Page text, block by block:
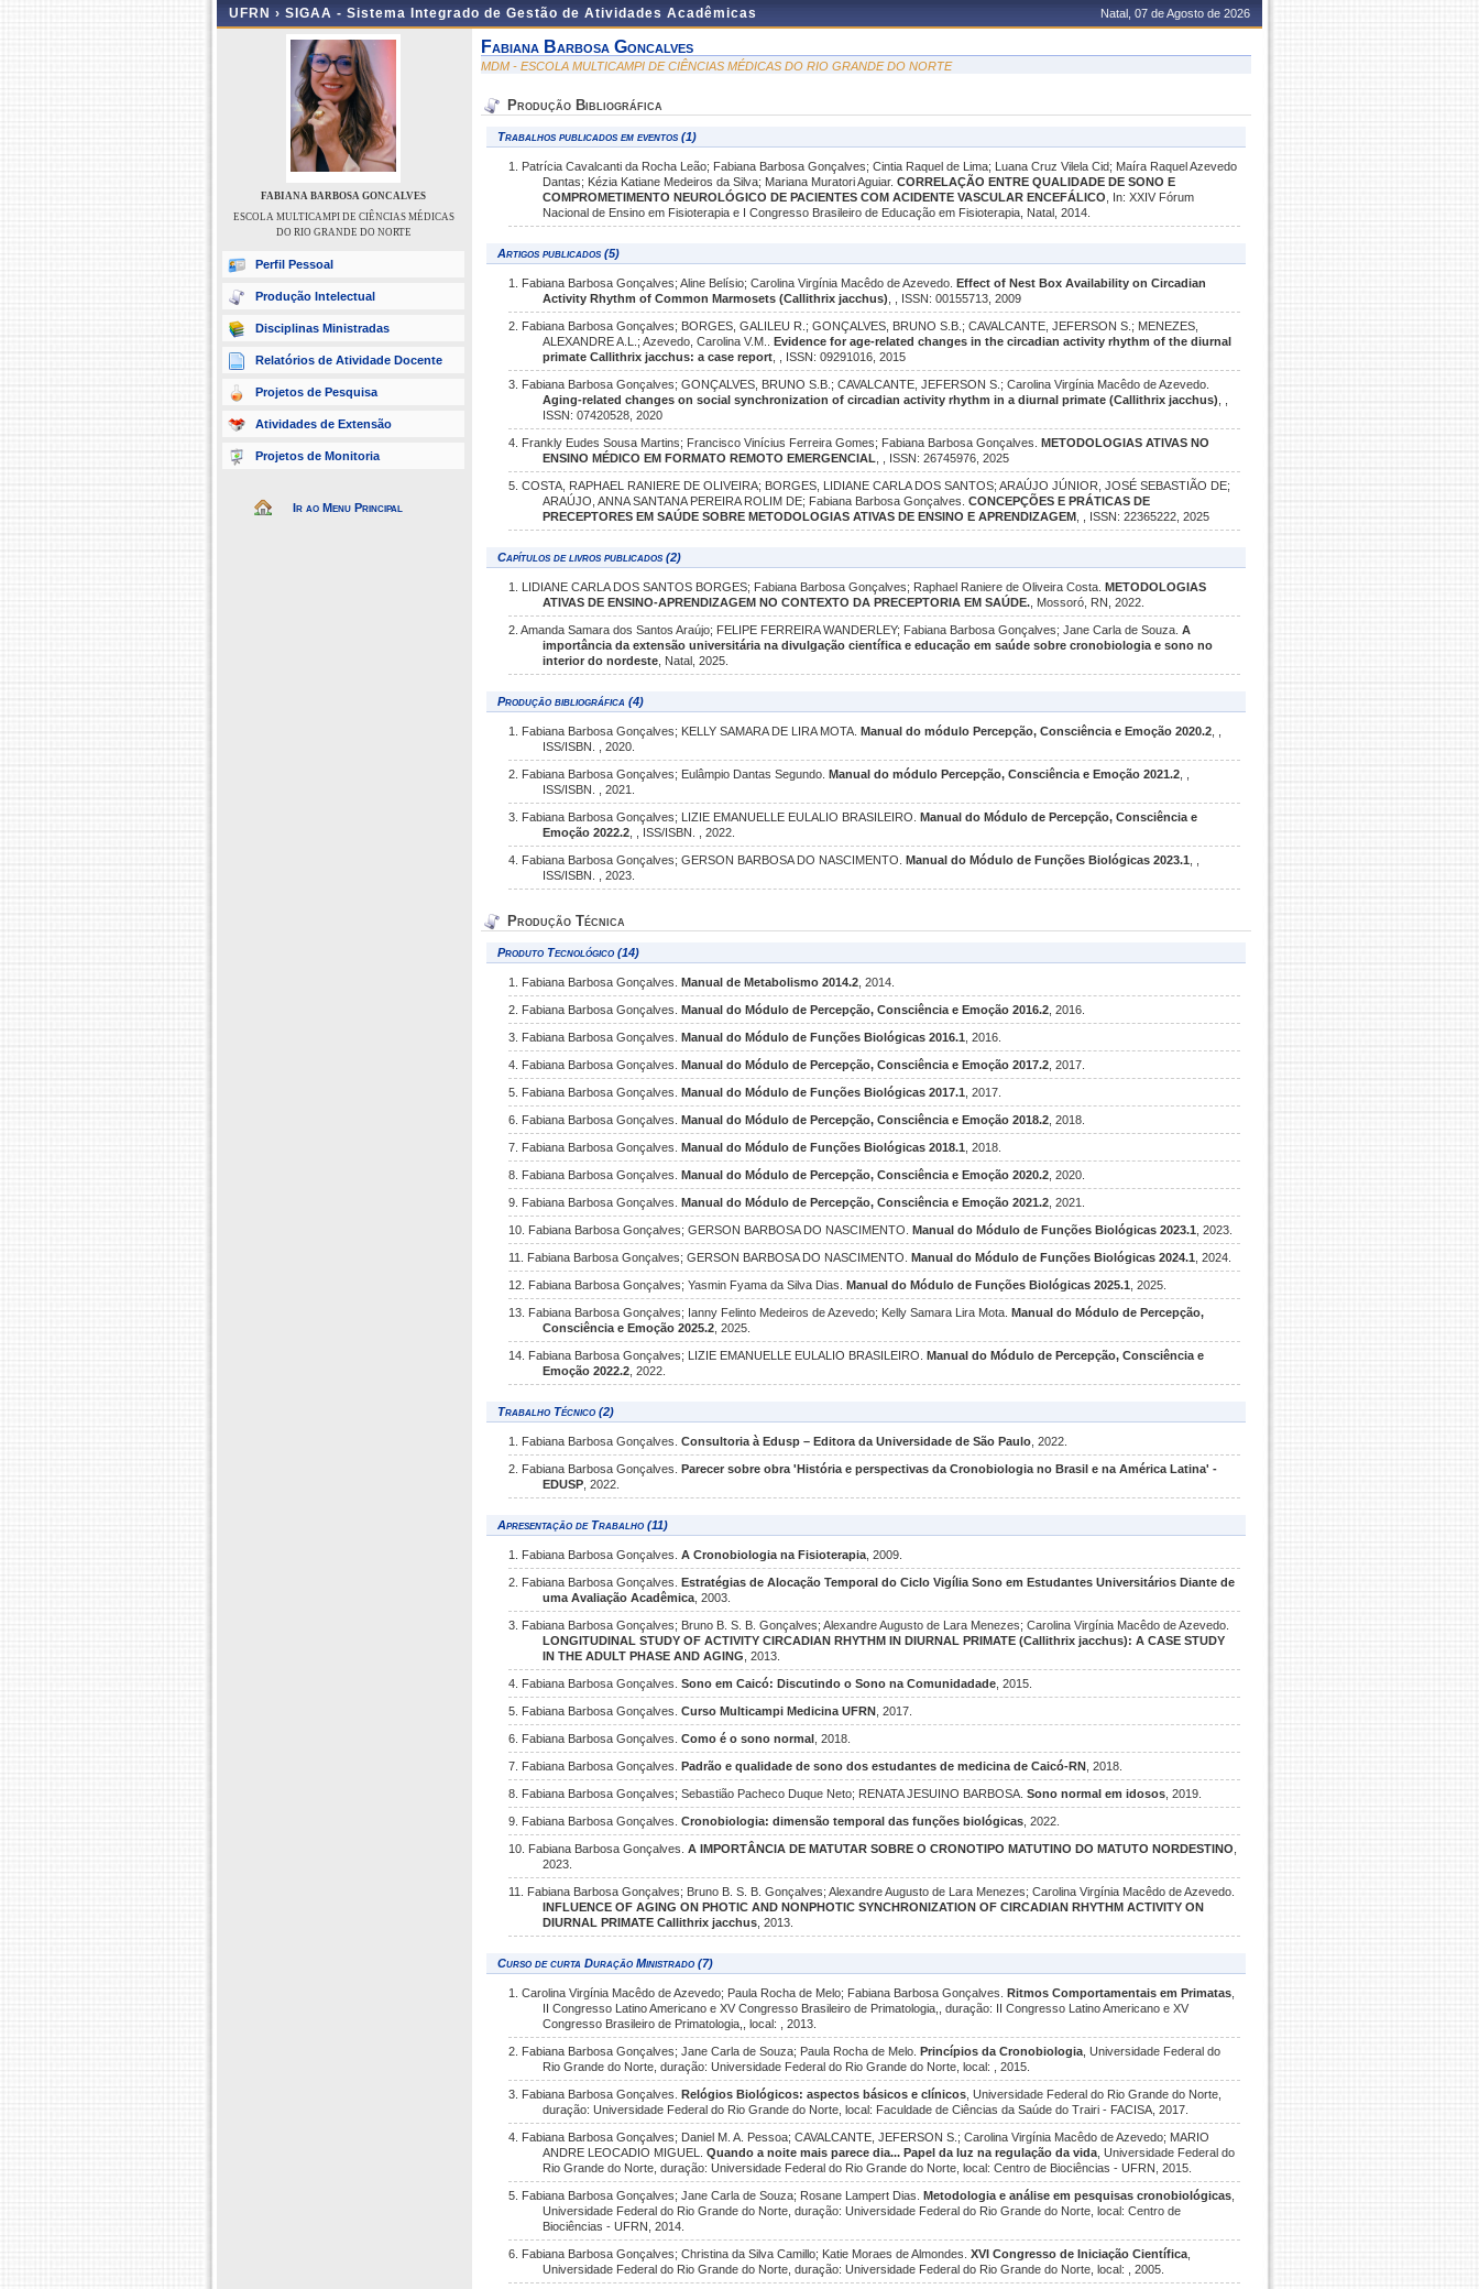
UFRN › SIGAA - Sistema Integrado de Gestão de Atividades Acadêmicas Natal, 07 de Agosto de 2026
FABIANA BARBOSA GONCALVES
ESCOLA MULTICAMPI DE CIÊNCIAS MÉDICAS
DO RIO GRANDE DO NORTE
Perfil Pessoal
Produção Intelectual
Disciplinas Ministradas
Relatórios de Atividade Docente
Projetos de Pesquisa
Atividades de Extensão
Projetos de Monitoria
Ir ao Menu Principal
Fabiana Barbosa Goncalves
MDM - ESCOLA MULTICAMPI DE CIÊNCIAS MÉDICAS DO RIO GRANDE DO NORTE
Produção Bibliográfica
Trabalhos publicados em eventos (1)
1. Patrícia Cavalcanti da Rocha Leão; Fabiana Barbosa Gonçalves; Cintia Raquel de Lima; Luana Cruz Vilela Cid; Maíra Raquel Azevedo
Dantas; Kézia Katiane Medeiros da Silva; Mariana Muratori Aguiar.CORRELAÇÃO ENTRE QUALIDADE DE SONO E
COMPROMETIMENTO NEUROLÓGICO DE PACIENTES COM ACIDENTE VASCULAR ENCEFÁLICO
, In: XXIV Fórum
Nacional de Ensino em Fisioterapia e I Congresso Brasileiro de Educação em Fisioterapia, Natal, 2014.
Artigos publicados (5)
1. Fabiana Barbosa Gonçalves; Aline Belísio; Carolina Virgínia Macêdo de Azevedo. Effect of Nest Box Availability on Circadian
Activity Rhythm of Common Marmosets (Callithrix jacchus)
, , ISSN: 00155713, 2009
2. Fabiana Barbosa Gonçalves; BORGES, GALILEU R.; GONÇALVES, BRUNO S.B.; CAVALCANTE, JEFERSON S.; MENEZES,
ALEXANDRE A.L.; Azevedo, Carolina V.M..Evidence for age-related changes in the circadian activity rhythm of the diurnal
primate Callithrix jacchus: a case report , , ISSN: 09291016, 2015
3. Fabiana Barbosa Gonçalves; GONÇALVES, BRUNO S.B.; CAVALCANTE, JEFERSON S.; Carolina Virgínia Macêdo de Azevedo.
Aging-related changes on social synchronization of circadian activity rhythm in a diurnal primate (Callithrix jacchus)
ISSN: 07420528, 2020
4. Frankly Eudes Sousa Martins; Francisco Vinícius Ferreira Gomes; Fabiana Barbosa Gonçalves. METODOLOGIAS ATIVAS NO
ENSINO MÉDICO EM FORMATO REMOTO EMERGENCIAL
, , ISSN: 26745976, 2025
5. COSTA, RAPHAEL RANIERE DE OLIVEIRA; BORGES, LIDIANE CARLA DOS SANTOS; ARAÚJO JÚNIOR, JOSÉ SEBASTIÃO DE;
ARAÚJO, ANNA SANTANA PEREIRA ROLIM DE; Fabiana Barbosa Gonçalves.CONCEPÇÕES E PRÁTICAS DE
PRECEPTORES EM SAÚDE SOBRE METODOLOGIAS ATIVAS DE ENSINO E APRENDIZAGEM , , ISSN: 22365222, 2025
Capítulos de livros publicados (2)
1. LIDIANE CARLA DOS SANTOS BORGES; Fabiana Barbosa Gonçalves; Raphael Raniere de Oliveira Costa. METODOLOGIAS
ATIVAS DE ENSINO-APRENDIZAGEM NO CONTEXTO DA PRECEPTORIA EM SAÚDE. , Mossoró, RN, 2022.
2. Amanda Samara dos Santos Araújo; FELIPE FERREIRA WANDERLEY; Fabiana Barbosa Gonçalves; Jane Carla de Souza. A
importância da extensão universitária na divulgação científica e educação em saúde sobre cronobiologia e sono no
interior do nordeste , Natal, 2025.
Produção bibliográfica (4)
1. Fabiana Barbosa Gonçalves; KELLY SAMARA DE LIRA MOTA. Manual do módulo Percepção, Consciência e Emoção 2020.2
ISS/ISBN. , 2020.
2. Fabiana Barbosa Gonçalves; Eulâmpio Dantas Segundo. Manual do módulo Percepção, Consciência e Emoção 2021.2
ISS/ISBN. , 2021.
3. Fabiana Barbosa Gonçalves; LIZIE EMANUELLE EULALIO BRASILEIRO. Manual do Módulo de Percepção, Consciência e
Emoção 2022.2 , , ISS/ISBN. , 2022.
4. Fabiana Barbosa Gonçalves; GERSON BARBOSA DO NASCIMENTO. Manual do Módulo de Funções Biológicas 2023.1
ISS/ISBN. , 2023.
Produção Técnica
Produto Tecnológico (14)
1. Fabiana Barbosa Gonçalves. Manual de Metabolismo 2014.2 , 2014.
2. Fabiana Barbosa Gonçalves. Manual do Módulo de Percepção, Consciência e Emoção 2016.2 , 2016.
3. Fabiana Barbosa Gonçalves. Manual do Módulo de Funções Biológicas 2016.1 , 2016.
4. Fabiana Barbosa Gonçalves. Manual do Módulo de Percepção, Consciência e Emoção 2017.2 , 2017.
5. Fabiana Barbosa Gonçalves. Manual do Módulo de Funções Biológicas 2017.1 , 2017.
6. Fabiana Barbosa Gonçalves. Manual do Módulo de Percepção, Consciência e Emoção 2018.2 , 2018.
7. Fabiana Barbosa Gonçalves. Manual do Módulo de Funções Biológicas 2018.1 , 2018.
8. Fabiana Barbosa Gonçalves. Manual do Módulo de Percepção, Consciência e Emoção 2020.2 , 2020.
9. Fabiana Barbosa Gonçalves. Manual do Módulo de Percepção, Consciência e Emoção 2021.2 , 2021.
10. Fabiana Barbosa Gonçalves; GERSON BARBOSA DO NASCIMENTO. Manual do Módulo de Funções Biológicas 2023.1 , 2023.
11. Fabiana Barbosa Gonçalves; GERSON BARBOSA DO NASCIMENTO. Manual do Módulo de Funções Biológicas 2024.1 , 2024.
12. Fabiana Barbosa Gonçalves; Yasmin Fyama da Silva Dias. Manual do Módulo de Funções Biológicas 2025.1 , 2025.
13. Fabiana Barbosa Gonçalves; Ianny Felinto Medeiros de Azevedo; Kelly Samara Lira Mota. Manual do Módulo de Percepção,
Consciência e Emoção 2025.2 , 2025.
14. Fabiana Barbosa Gonçalves; LIZIE EMANUELLE EULALIO BRASILEIRO. Manual do Módulo de Percepção, Consciência e
Emoção 2022.2 , 2022.
Trabalho Técnico (2)
1. Fabiana Barbosa Gonçalves. Consultoria à Edusp – Editora da Universidade de São Paulo , 2022.
2. Fabiana Barbosa Gonçalves. Parecer sobre obra 'História e perspectivas da Cronobiologia no Brasil e na América Latina' -
EDUSP , 2022.
Apresentação de Trabalho (11)
1. Fabiana Barbosa Gonçalves. A Cronobiologia na Fisioterapia , 2009.
2. Fabiana Barbosa Gonçalves. Estratégias de Alocação Temporal do Ciclo Vigília Sono em Estudantes Universitários Diante de
uma Avaliação Acadêmica , 2003.
3. Fabiana Barbosa Gonçalves; Bruno B. S. B. Gonçalves; Alexandre Augusto de Lara Menezes; Carolina Virgínia Macêdo de Azevedo.
LONGITUDINAL STUDY OF ACTIVITY CIRCADIAN RHYTHM IN DIURNAL PRIMATE (Callithrix jacchus): A CASE STUDY
IN THE ADULT PHASE AND AGING , 2013.
4. Fabiana Barbosa Gonçalves. Sono em Caicó: Discutindo o Sono na Comunidadade , 2015.
5. Fabiana Barbosa Gonçalves. Curso Multicampi Medicina UFRN , 2017.
6. Fabiana Barbosa Gonçalves. Como é o sono normal , 2018.
7. Fabiana Barbosa Gonçalves. Padrão e qualidade de sono dos estudantes de medicina de Caicó-RN , 2018.
8. Fabiana Barbosa Gonçalves; Sebastião Pacheco Duque Neto; RENATA JESUINO BARBOSA. Sono normal em idosos , 2019.
9. Fabiana Barbosa Gonçalves. Cronobiologia: dimensão temporal das funções biológicas , 2022.
10. Fabiana Barbosa Gonçalves. A IMPORTÂNCIA DE MATUTAR SOBRE O CRONOTIPO MATUTINO DO MATUTO NORDESTINO
2023.
11. Fabiana Barbosa Gonçalves; Bruno B. S. B. Gonçalves; Alexandre Augusto de Lara Menezes; Carolina Virgínia Macêdo de Azevedo.
INFLUENCE OF AGING ON PHOTIC AND NONPHOTIC SYNCHRONIZATION OF CIRCADIAN RHYTHM ACTIVITY ON
DIURNAL PRIMATE Callithrix jacchus , 2013.
Curso de curta Duração Ministrado (7)
1. Carolina Virgínia Macêdo de Azevedo; Paula Rocha de Melo; Fabiana Barbosa Gonçalves. Ritmos Comportamentais em Primatas
II Congresso Latino Americano e XV Congresso Brasileiro de Primatologia,, duração: II Congresso Latino Americano e XV
Congresso Brasileiro de Primatologia,, local: , 2013.
2. Fabiana Barbosa Gonçalves; Jane Carla de Souza; Paula Rocha de Melo. Princípios da Cronobiologia , Universidade Federal do
Rio Grande do Norte, duração: Universidade Federal do Rio Grande do Norte, local: , 2015.
3. Fabiana Barbosa Gonçalves. Relógios Biológicos: aspectos básicos e clínicos , Universidade Federal do Rio Grande do Norte,
duração: Universidade Federal do Rio Grande do Norte, local: Faculdade de Ciências da Saúde do Trairi - FACISA, 2017.
4. Fabiana Barbosa Gonçalves; Daniel M. A. Pessoa; CAVALCANTE, JEFERSON S.; Carolina Virgínia Macêdo de Azevedo; MARIO
ANDRE LEOCADIO MIGUEL.Quando a noite mais parece dia... Papel da luz na regulação da vida , Universidade Federal do
Rio Grande do Norte, duração: Universidade Federal do Rio Grande do Norte, local: Centro de Biociências - UFRN, 2015.
5. Fabiana Barbosa Gonçalves; Jane Carla de Souza; Rosane Lampert Dias. Metodologia e análise em pesquisas cronobiológicas
Universidade Federal do Rio Grande do Norte, duração: Universidade Federal do Rio Grande do Norte, local: Centro de
Biociências - UFRN, 2014.
6. Fabiana Barbosa Gonçalves; Christina da Silva Camillo; Katie Moraes de Almondes. XVI Congresso de Iniciação Científica
Universidade Federal do Rio Grande do Norte, duração: Universidade Federal do Rio Grande do Norte, local: , 2005.